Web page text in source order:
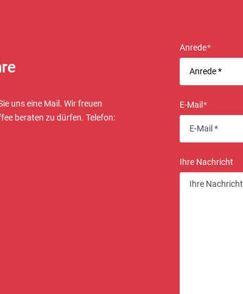
uns eine Mail. Wir freuen
beraten zu dürfen. Telefon:
Anrede*
E-Mail *
Ihre Nachricht